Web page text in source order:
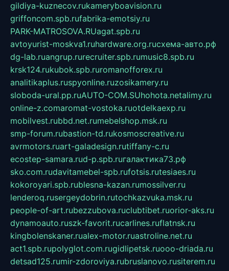
gildiya-kuznecov.rukameryboavision.ru
griffoncom.spb.rufabrika-emotsiy.ru
PARK-MATROSOVA.RUagat.spb.ru
avtoyurist-moskva1.ruhardware.org.ruсхема-авто.рф
dg-lab.ruangrup.rurecruiter.spb.rumusic8.spb.ru
krsk124.rukubok.spb.ruromanofforex.ru
analitikaplus.ruspyonline.ruzosikamery.ru
sloboda-ural.pp.ruAUTO-COM.SUhohota.netalimy.ru
online-z.comaromat-vostoka.ruotdelkaexp.ru
mobilvest.rubbd.net.rumebelshop.msk.ru
smp-forum.rubastion-td.rukosmoscreative.ru
avrmotors.ruart-galadesign.rutiffany-c.ru
ecostep-samara.rud-p.spb.ruгалактика73.рф
sko.com.rudavitamebel-spb.rufotsis.rutesiaes.ru
kokoroyari.spb.rublesna-kazan.rumossilver.ru
lenderoq.rusergeydobrin.rutochkazvuka.msk.ru
people-of-art.rubezzubova.ruclubtibet.ruorior-aks.ru
dynamoauto.ruszk-favorit.rucarlines.ruflatnsk.ru
kingbolenskaner.rualex-motor.ruastroline.net.ru
act1.spb.rupolyglot.com.rugidlipetsk.ruooo-driada.ru
detsad125.rumir-zdoroviya.rubruslanovo.rusiterem.ru